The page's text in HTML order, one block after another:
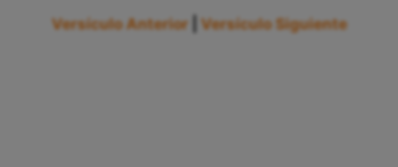
Versículo Anterior Versículo Siguiente